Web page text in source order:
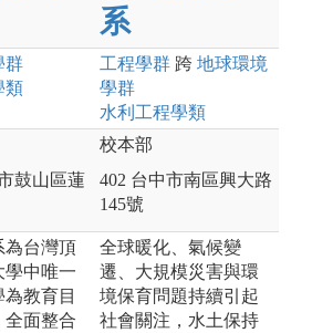
系
群
類
工程學群 跨 地球環境
學群
水利工程學類
鼓山區蓮
校本部
402 台中市南區興大路
145號
為台灣頂
學中唯一
為教育目
全面整合
全球暖化、氣候變
遷、大規模災害與環
境保育問題持續引起
社會關注，水土保持